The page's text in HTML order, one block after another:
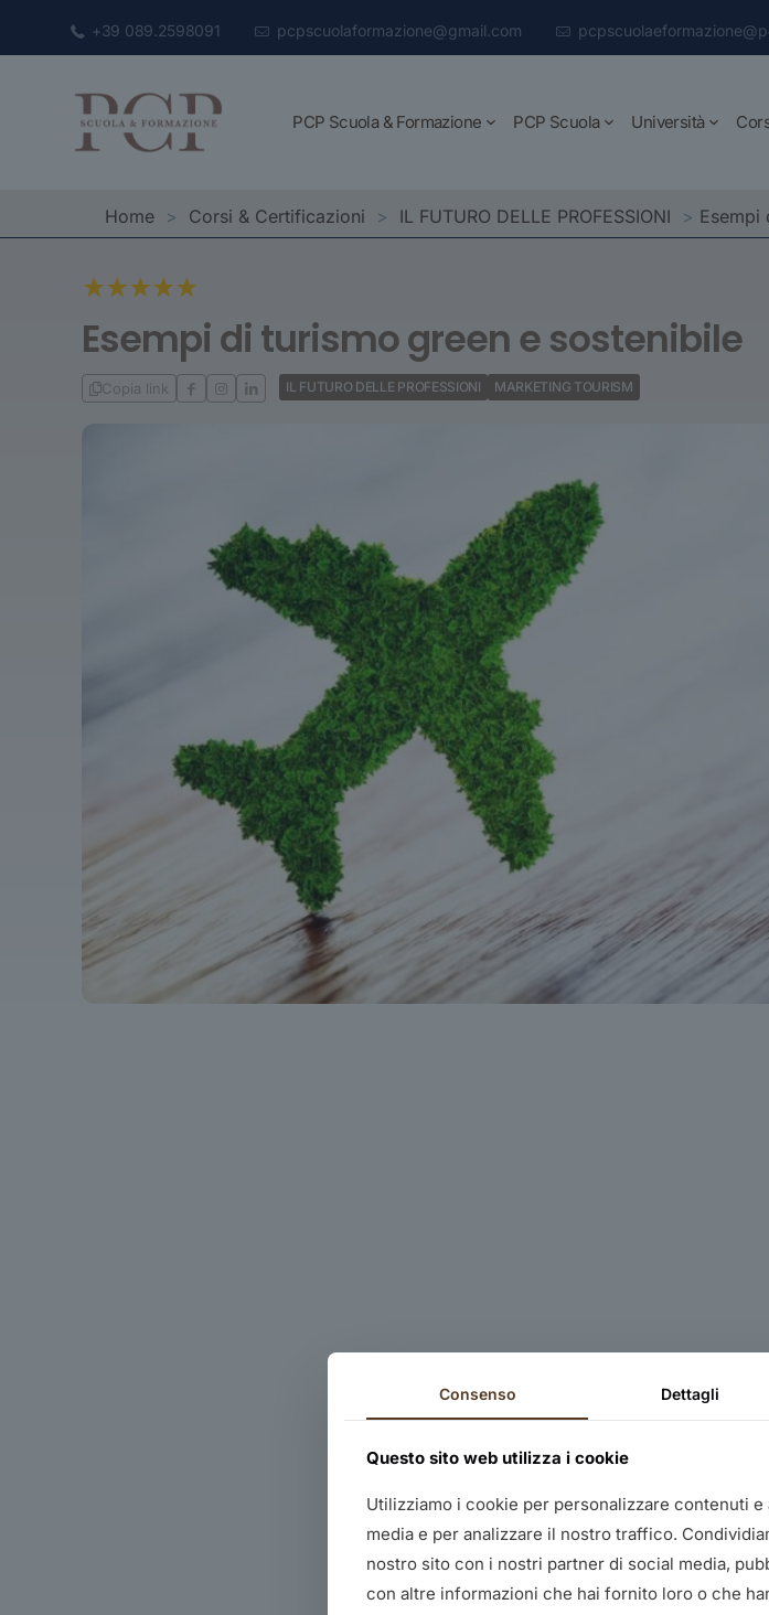
+39 089.2598091 pcpscuolaformazione@gmail.com
PCP Scuola & Formazione PCP Scuola Università
Home > Corsi & Certificazioni > IL FUTURO DELLE PROFESSIONI > Esempi
Esempi di turismo green e sostenibile
Copia link IL FUTURO DELLE PROFESSIONI MARKETING TOURISM
Consenso Dettagli
Questo sito web utilizza i cookie
Utilizziamo i cookie per personalizzare contenuti
media e per analizzare il nostro traffico.
nostro sito con i nostri partner di social media,
con altre informazioni che hai fornito loro o che